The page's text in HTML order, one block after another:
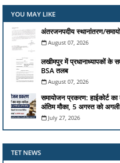
YOU MAY LIKE
अंतरजनपदीय स्थानांतरण/
August 07, 2026
लखीमपुर में प्रधानाध्यापकों के
BSA तलब
August 07, 2026
समायोजन प्रकरण: हाईकोर्ट
अंतिम मौका, 5 अगस्त को
July 27, 2026
TET NEWS